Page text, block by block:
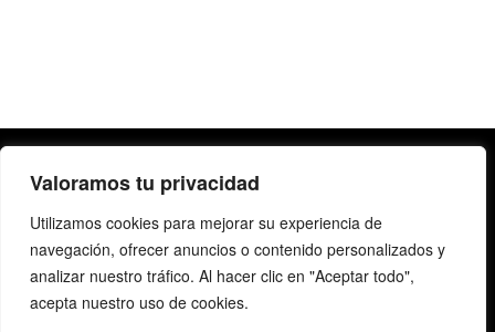
Valoramos tu privacidad
Utilizamos cookies para mejorar su experiencia de
navegación, ofrecer anuncios o contenido personalizados y
analizar nuestro tráfico. Al hacer clic en "Aceptar todo",
acepta nuestro uso de cookies.